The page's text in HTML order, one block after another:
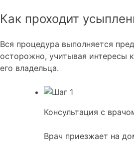
Как проходит
Вся процедура выполняется
осторожно, учитывая интересы
его владельца.
Консультация с
Врач приезжает на